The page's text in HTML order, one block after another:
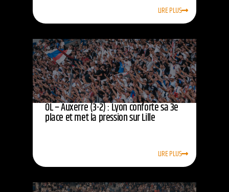
LIRE PLUS
OL – Auxerre (3-2) : Lyon conforte sa 3e
place et met la pression sur Lille
LIRE PLUS